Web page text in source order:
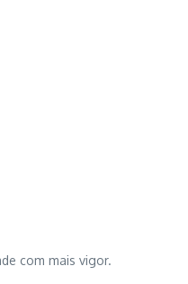
com mais vigor.